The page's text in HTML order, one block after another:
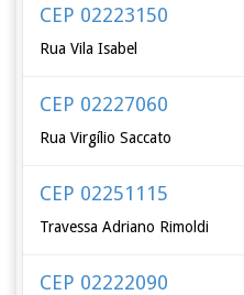
CEP 02223150
Rua Vila Isabel
CEP 02227060
Rua Virgílio Saccato
CEP 02251115
Travessa Adriano Rimoldi
CEP 02222090